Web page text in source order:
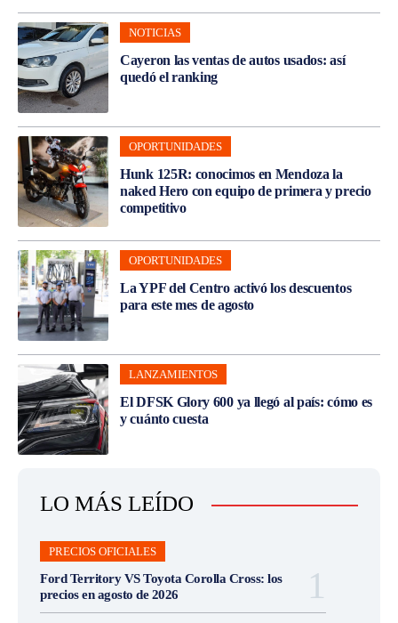
NOTICIAS
Cayeron las ventas de autos usados: así
quedó el ranking
OPORTUNIDADES
Hunk 125R: conocimos en Mendoza la
naked Hero con equipo de primera y precio
competitivo
OPORTUNIDADES
La YPF del Centro activó los descuentos
para este mes de agosto
LANZAMIENTOS
El DFSK Glory 600 ya llegó al país: cómo es
y cuánto cuesta
LO MÁS LEÍDO
PRECIOS OFICIALES
Ford Territory VS Toyota Corolla Cross: los
precios en agosto de 2026